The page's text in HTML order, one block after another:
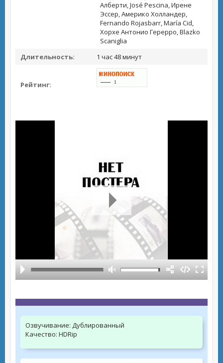
Алберти, José Pescina, Ирене
Эссер, Америко Холландер,
Fernando Rojasbarr, María Cid,
Хорхе Антонио Герерро, Blazko
Scaniglia
Длительность:
1 час 48 минут
Рейтинг:
Озвучивание: Дублированный
Качество: HDRip